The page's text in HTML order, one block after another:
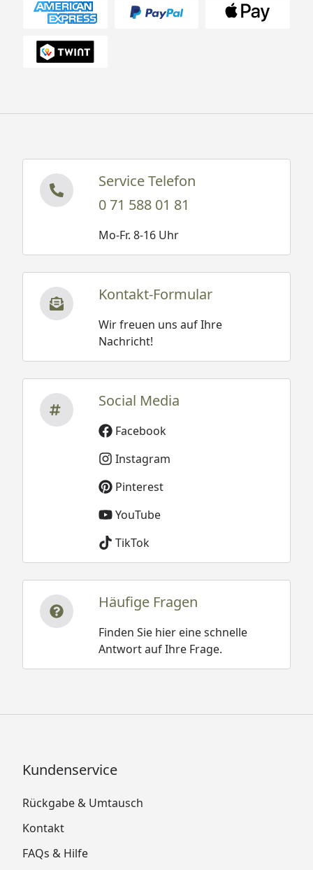
Service Telefon
0 71 588 01 81
Mo-Fr. 8-16 Uhr
Kontakt-Formular
Wir freuen uns auf Ihre
Nachricht!
Social Media
Facebook
Instagram
Pinterest
YouTube
TikTok
Häufige Fragen
Finden Sie hier eine schnelle
Antwort auf Ihre Frage.
Kundenservice
Rückgabe & Umtausch
Kontakt
FAQs & Hilfe